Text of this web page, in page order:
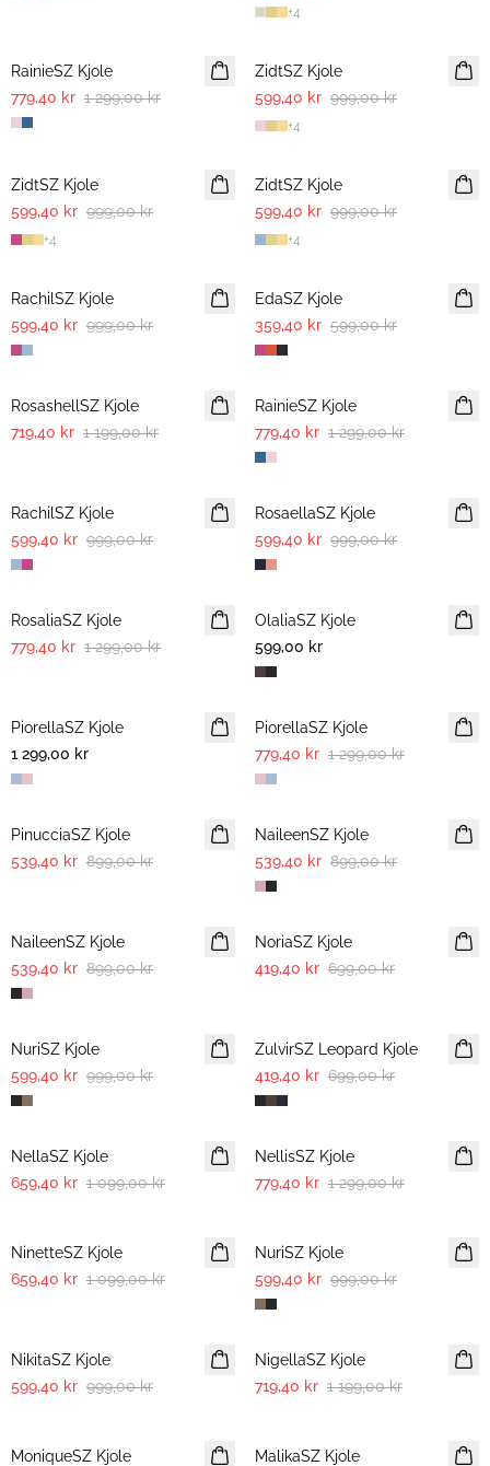
+4
RainieSZ Kjole
779,40 kr 1 299,00 kr
ZidtSZ Kjole
599,40 kr 999,00 kr
+4
ZidtSZ Kjole
599,40 kr 999,00 kr
+4
ZidtSZ Kjole
599,40 kr 999,00 kr
+4
RachilSZ Kjole
599,40 kr 999,00 kr
EdaSZ Kjole
359,40 kr 599,00 kr
-40%
RosashellSZ Kjole
719,40 kr 1 199,00 kr
-40%
RainieSZ Kjole
779,40 kr 1 299,00 kr
RachilSZ Kjole
599,40 kr 999,00 kr
-40%
RosaellaSZ Kjole
599,40 kr 999,00 kr
-40%
RosaliaSZ Kjole
779,40 kr 1 299,00 kr
NYHET
OlaliaSZ Kjole
599,00 kr
PiorellaSZ Kjole
1 299,00 kr
-40%
PiorellaSZ Kjole
779,40 kr 1 299,00 kr
-40%
PinucciaSZ Kjole
539,40 kr 899,00 kr
-40%
NaileenSZ Kjole
539,40 kr 899,00 kr
NaileenSZ Kjole
539,40 kr 899,00 kr
-40%
NoriaSZ Kjole
419,40 kr 699,00 kr
-40%
NuriSZ Kjole
599,40 kr 999,00 kr
ZulvirSZ Leopard Kjole
419,40 kr 699,00 kr
-40%
NellaSZ Kjole
659,40 kr 1 099,00 kr
-40%
NellisSZ Kjole
779,40 kr 1 299,00 kr
NinetteSZ Kjole
659,40 kr 1 099,00 kr
NuriSZ Kjole
599,40 kr 999,00 kr
NikitaSZ Kjole
599,40 kr 999,00 kr
-40%
NigellaSZ Kjole
719,40 kr 1 199,00 kr
MoniqueSZ Kjole
MalikaSZ Kjole